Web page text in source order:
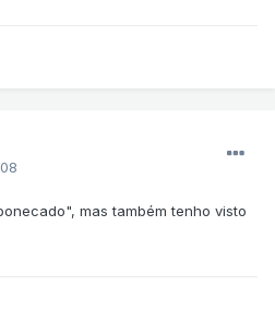
mas também tenho visto